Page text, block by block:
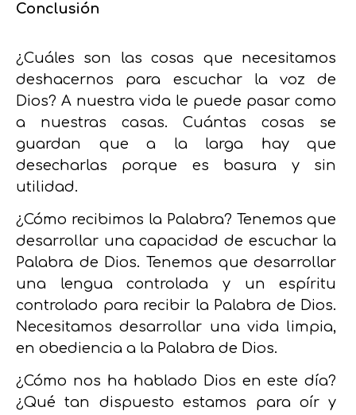
Conclusión
¿Cuáles son las cosas que necesitamos
deshacernos para escuchar la voz de
Dios? A nuestra vida le puede pasar como
a nuestras casas. Cuántas cosas se
guardan que a la larga hay que
desecharlas porque es basura y sin
utilidad.
¿Cómo recibimos la Palabra? Tenemos que
desarrollar una capacidad de escuchar la
Palabra de Dios. Tenemos que desarrollar
una lengua controlada y un espíritu
controlado para recibir la Palabra de Dios.
Necesitamos desarrollar una vida limpia,
en obediencia a la Palabra de Dios.
¿Cómo nos ha hablado Dios en este día?
¿Qué tan dispuesto estamos para oír y